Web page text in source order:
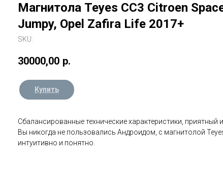
Магнитола Teyes CC3 Citroen
Jumpy, Opel Zafira Life 2017+
SKU:
30000,00 р.
Купить
Сбалансированные технические характеристики, приятный
Вы никогда не пользовались Андроидом, с магнитолой
интуитивно и понятно.